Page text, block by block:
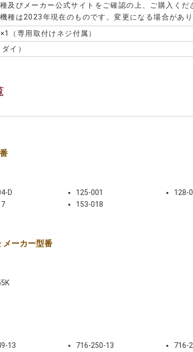
及びメーカー公式サイトをご確認の上、ご購入くだ
種は2023年現在のものです。変更になる場合があり
（専用取付けネジ付属）
イ）
D 125-001
128-
153-018
メーカー型番
13 716-250-13
716-